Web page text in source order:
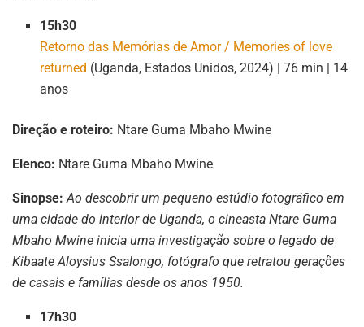
15h30
Retorno das Memórias de Amor / Memories of love
returned (Uganda, Estados Unidos, 2024) | 76 min | 14
anos
Direção e roteiro: Ntare Guma Mbaho Mwine
Elenco: Ntare Guma Mbaho Mwine
Sinopse: Ao descobrir um pequeno estúdio fotográfico em
uma cidade do interior de Uganda, o cineasta Ntare Guma
Mbaho Mwine inicia uma investigação sobre o legado de
Kibaate Aloysius Ssalongo, fotógrafo que retratou gerações
de casais e famílias desde os anos 1950.
17h30